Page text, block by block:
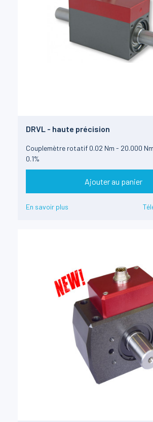
DRVL - haute précision
Couplemètre rotatif 0.02 Nm - 20.000
0.1%
Ajouter au panier
En savoir plus